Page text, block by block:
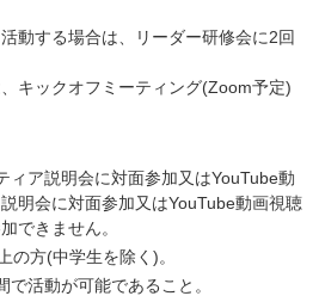
動する場合は、リーダー研修会に2回
キックオフミーティング(Zoom予定)
ィア説明会に対面参加又はYouTube動
明会に対面参加又はYouTube動画視聴
できません。
の方(中学生を除く)。
活動が可能であること。